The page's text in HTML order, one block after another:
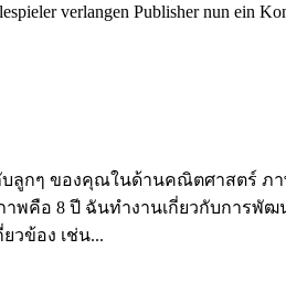
verlangen Publisher nun ein
บลูกๆ ของคุณในด้านคณิตศาสตร์
คือ 8 ปี ฉันทำงานเกี่ยวกับการพัฒ
วข้อง เช่น...